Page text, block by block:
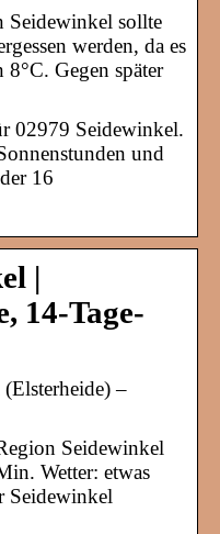
Seidewinkel sollte
werden, da es
Gegen später
02979 Seidewinkel.
und
16
|
14-Tage-
–
Seidewinkel
Wetter: etwas
Seidewinkel